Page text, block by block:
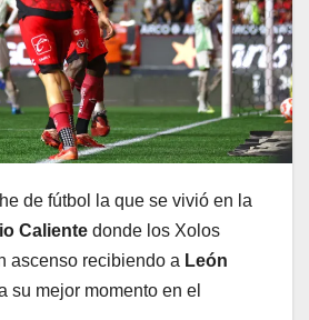
de fútbol la que se vivió en la
Caliente donde los Xolos
ascenso recibiendo a León
su mejor momento en el